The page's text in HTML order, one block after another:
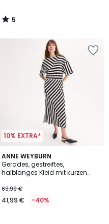
5
/
10% EXTRA*
ANNE WEYBURN
Gerades, gestreiftes,
halblanges Kleid mit kurzen
69,99 €
41,99 € -40%
3,2
/ 5